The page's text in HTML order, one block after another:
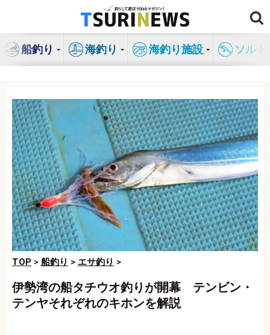
ン
船釣り 海釣り 海釣り施設 ソル
TOP > 船釣り > エサ釣り >
伊勢湾の船タチウオ釣りが開幕 テンビン・
テンヤそれぞれのキホンを解説